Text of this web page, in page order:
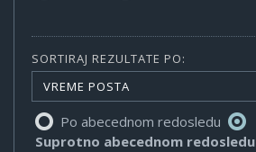
SORTIRAJ REZULTATE PO:
VREME POSTA
Po abecednom redosledu
Suprotno abecednom redosledu